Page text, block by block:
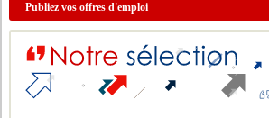
Publiez vos offres d'emploi